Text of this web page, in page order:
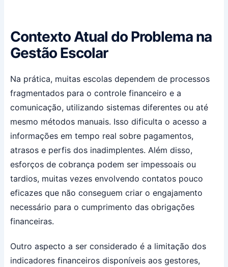
Contexto Atual do Problema na
Gestão Escolar
Na prática, muitas escolas dependem de processos
fragmentados para o controle financeiro e a
comunicação, utilizando sistemas diferentes ou até
mesmo métodos manuais. Isso dificulta o acesso a
informações em tempo real sobre pagamentos,
atrasos e perfis dos inadimplentes. Além disso,
esforços de cobrança podem ser impessoais ou
tardios, muitas vezes envolvendo contatos pouco
eficazes que não conseguem criar o engajamento
necessário para o cumprimento das obrigações
financeiras.
Outro aspecto a ser considerado é a limitação dos
indicadores financeiros disponíveis aos gestores,